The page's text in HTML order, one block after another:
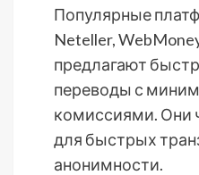
Популярные
Neteller,
предлагают
переводы с
комиссиями. Они
для быстрых
анонимности.